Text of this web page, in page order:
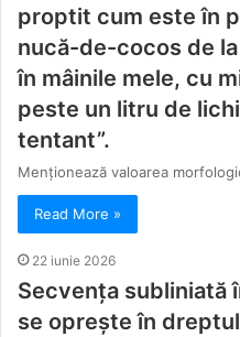
proptit cum este în
nucă-de-cocos de
în mâinile mele, cu
peste un litru de
tentant”.
Menţionează valoarea
Read More »
22 iunie 2026
Secvența subliniată
se opreşte în